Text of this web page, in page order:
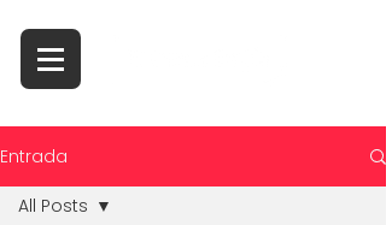
Entrada
All Posts